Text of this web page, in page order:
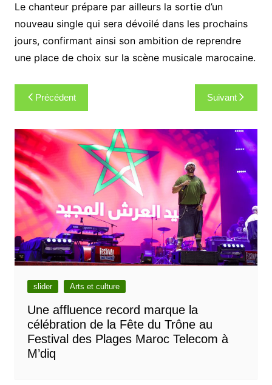
Le chanteur prépare par ailleurs la sortie d’un
nouveau single qui sera dévoilé dans les prochains
jours, confirmant ainsi son ambition de reprendre
une place de choix sur la scène musicale marocaine.
Navigation
de
l’article
Précédent Suivant
slider Arts et culture
Une affluence record marque la
célébration de la Fête du Trône au
Festival des Plages Maroc Telecom à
M’diq